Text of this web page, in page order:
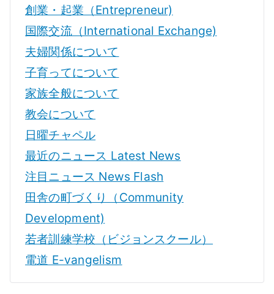
創業・起業（Entrepreneur)
国際交流（International Exchange)
夫婦関係について
子育ってについて
家族全般について
教会について
日曜チャペル
最近のニュース Latest News
注目ニュース News Flash
田舎の町づくり（Community
Development)
若者訓練学校（ビジョンスクール）
電道 E-vangelism